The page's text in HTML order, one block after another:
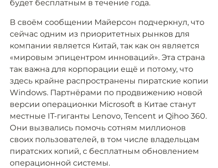
будет бесплатным в течение года.
В своём сообщении Майерсон подчеркнул, что
сейчас одним из приоритетных рынков для
компании является Китай, так как он является
«мировым эпицентром инноваций». Эта страна
так важна для корпорации ещё и потому, что
здесь крайне распространены пиратские копии
Windows. Партнёрами по продвижению новой
версии операционки Microsoft в Китае станут
местные IT-гиганты Lenovo, Tencent и Qihoo 360.
Они вызвались помочь сотням миллионов
своих пользователей, в том числе владельцам
пиратских копий, с бесплатным обновлением
операционной системы.